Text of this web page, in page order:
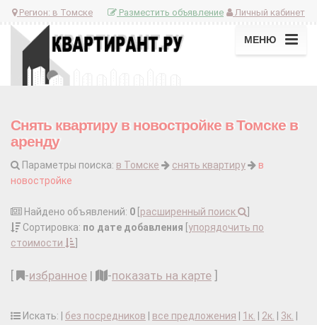
Регион: в Томске Личный кабинет
Разместить объявление
МЕНЮ
Снять квартиру в новостройке в Томске в
аренду
Параметры поиска: в Томске снять квартиру
в
новостройке
Найдено объявлений: 0 расширенный поиск
Сортировка: по дате добавления упорядочить по
стоимости
-избранное | -показать на карте
Искать: | без посредников все предложения 1к. 2к. 3к.